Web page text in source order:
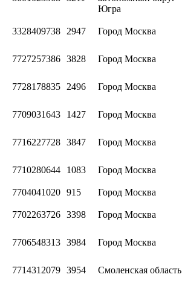
Югра
3328409738 2947 Город Москва
7727257386 3828 Город Москва
7728178835 2496 Город Москва
7709031643 1427 Город Москва
7716227728 3847 Город Москва
7710280644 1083 Город Москва
7704041020 915 Город Москва
7702263726 3398 Город Москва
7706548313 3984 Город Москва
7714312079 3954 Смоленская область